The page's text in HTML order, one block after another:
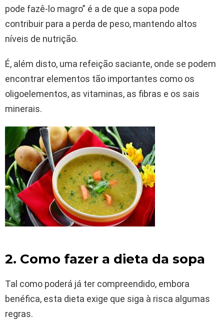
pode fazê-lo magro” é a de que a sopa pode
contribuir para a perda de peso, mantendo altos
níveis de nutrição.
É, além disto, uma refeição saciante, onde se podem
encontrar elementos tão importantes como os
oligoelementos, as vitaminas, as fibras e os sais
minerais.
2. Como fazer a dieta da sopa
Tal como poderá já ter compreendido, embora
benéfica, esta dieta exige que siga à risca algumas
regras.